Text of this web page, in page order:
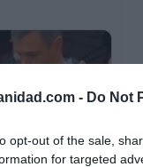
- Do Not
opt-out of the sale,
for targeted